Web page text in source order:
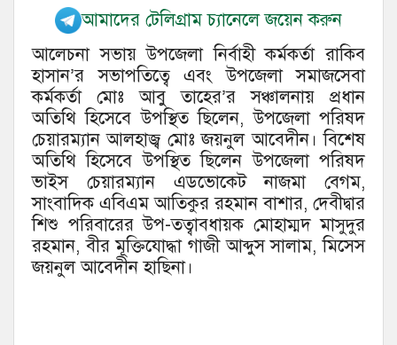
আমাদের টেলিগ্রাম চ্যানেলে জয়েন করুন
আলেচনা সভায় উপজেলা নির্বাহী কর্মকর্তা রাকিব
হাসান’র সভাপতিত্বে এবং উপজেলা সমাজসেবা
কর্মকর্তা মোঃ আবু তাহের’র সঞ্চালনায় প্রধান
অতিথি হিসেবে উপস্থিত ছিলেন, উপজেলা পরিষদ
চেয়ারম্যান আলহাজ্ব মোঃ জয়নুল আবেদীন। বিশেষ
অতিথি হিসেবে উপস্থিত ছিলেন উপজেলা পরিষদ
ভাইস চেয়ারম্যান এডভোকেট নাজমা বেগম,
সাংবাদিক এবিএম আতিকুর রহমান বাশার, দেবীদ্বার
শিশু পরিবারের উপ-তত্বাবধায়ক মোহাম্মদ মাসুদুর
রহমান, বীর মূক্তিযোদ্ধা গাজী আব্দুস সালাম, মিসেস
জয়নুল আবেদীন হাছিনা।